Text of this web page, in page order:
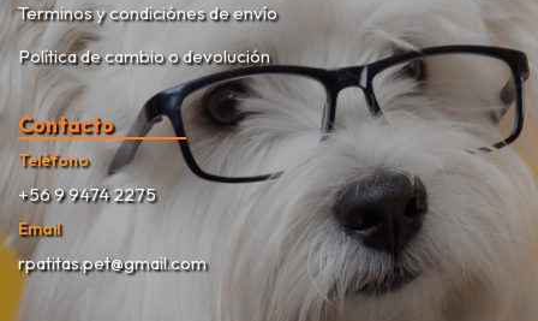
Terminos y condiciónes de envío
Política de cambio o devolución
Contacto
Teléfono
+56 9 9474 2275
Email
rpatitas.pet@gmail.com